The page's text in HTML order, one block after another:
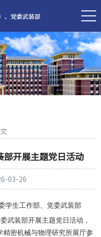
部开展主题党日活动
03-26
学生工作部、党委武装部
武装部开展主题党日活动，
密机械与物理研究所展厅参